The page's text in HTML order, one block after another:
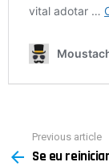
more
Previous article
Se eu